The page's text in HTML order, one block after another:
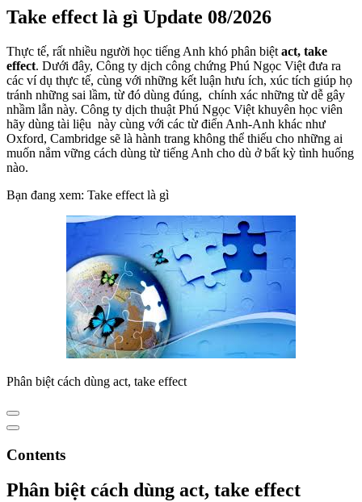
Take effect là gì Update 08/2026
Thực tế, rất nhiều người học tiếng Anh khó phân biệt act, take
effect. Dưới đây, Công ty dịch công chứng Phú Ngọc Việt đưa ra
các ví dụ thực tế, cùng với những kết luận hưu ích, xúc tích giúp họ
tránh những sai lầm, từ đó dùng đúng, chính xác những từ dễ gây
nhầm lẫn này. Công ty dịch thuật Phú Ngọc Việt khuyên học viên
hãy dùng tài liệu này cùng với các từ điển Anh-Anh khác như
Oxford, Cambridge sẽ là hành trang không thể thiếu cho những ai
muốn nắm vững cách dùng từ tiếng Anh cho dù ở bất kỳ tình huống
nào.
Bạn đang xem: Take effect là gì
Phân biệt cách dùng act, take effect
Contents
Phân biệt cách dùng act, take effect